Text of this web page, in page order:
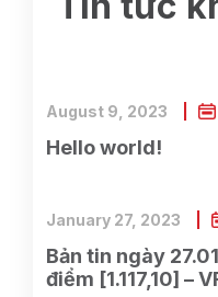
Hello world!
August 9, 2023
Bản tin ngày
điểm [1.117,10] –
January 27, 2023